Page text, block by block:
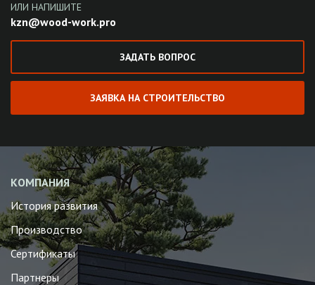
ИЛИ НАПИШИТЕ
kzn@wood-work.pro
ЗАДАТЬ ВОПРОС
ЗАЯВКА НА СТРОИТЕЛЬСТВО
КОМПАНИЯ
История развития
Производство
Сертификаты
Партнеры